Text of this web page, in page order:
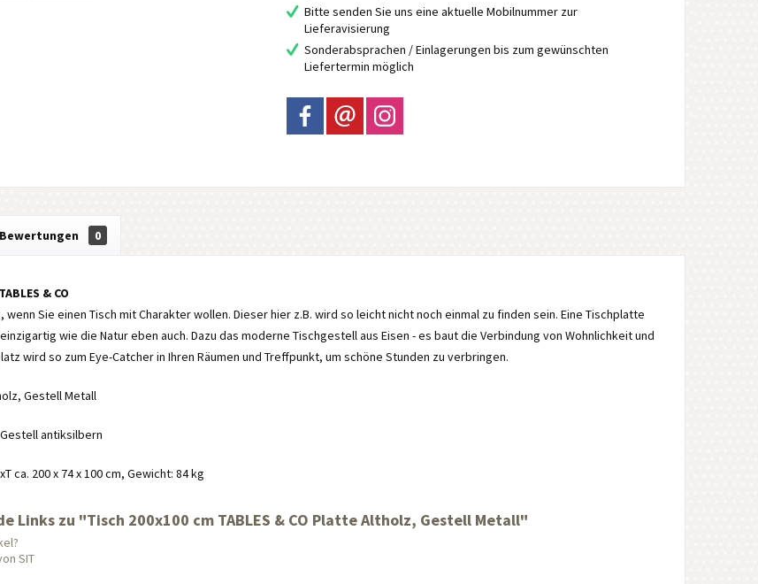
Bitte senden Sie uns eine aktuelle Mobilnummer zur
Lieferavisierung
Sonderabsprachen / Einlagerungen bis zum gewünschten
Liefertermin möglich
Bewertungen 0
& CO
wenn Sie einen Tisch mit Charakter wollen. Dieser hier z.B. wird so leicht nicht noch einmal zu finden sein. Eine Tischplatte
wie die Natur eben auch. Dazu das moderne Tischgestell aus Eisen - es baut die Verbindung von Wohnlichkeit und
wird so zum Eye-Catcher in Ihren Räumen und Treffpunkt, um schöne Stunden zu verbringen.
Gestell Metall
antiksilbern
ca. 200 x 74 x 100 cm, Gewicht: 84 kg
Links zu "Tisch 200x100 cm TABLES & CO Platte Altholz, Gestell Metall"
SIT